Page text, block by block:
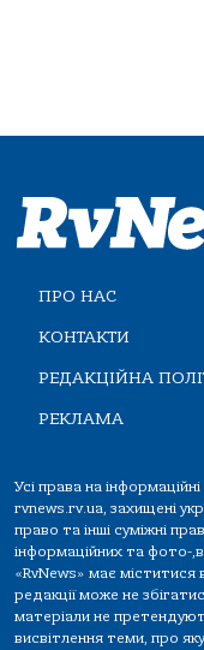
ПРО НАС
КОНТАКТИ
РЕДАКЦІЙНА
РЕКЛАМА
Усі права на
rvnews.rv.ua, захищені
право та інші суміжні
інформаційних та фото-
«RvNews» має міститися
редакції може не
матеріали не
висвітлення теми, про